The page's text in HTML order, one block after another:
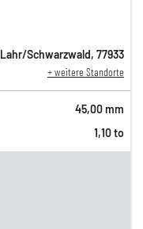
Lahr/Schwarzwald, 77933
+ weitere Standorte
45,00 mm
1,10 to